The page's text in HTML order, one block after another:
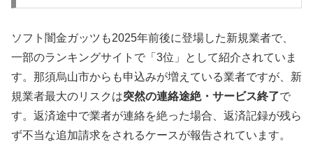
ソフト闇金ガッツも2025年前後に登場した新規業者で、
一部のランキングサイトで「3位」として紹介されていま
す。那須烏山市からも申込みが増えている業者ですが、新
規業者最大のリスクは突然の連絡途絶・サービス終了で
す。返済途中で業者が連絡を絶った場合、返済記録が残ら
ず不当な追加請求をされるケースが報告されています。